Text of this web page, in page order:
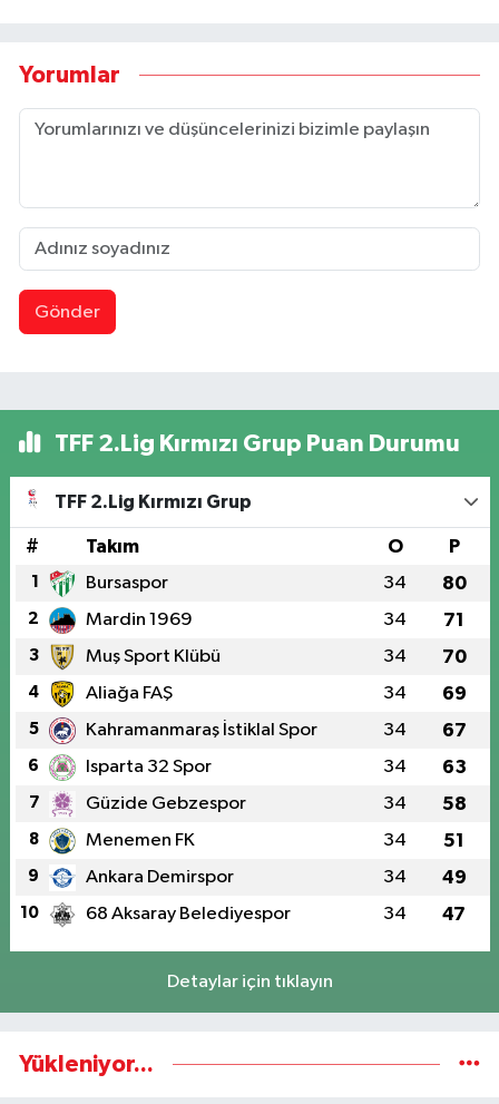
Yorumlar
Gönder
TFF 2.Lig Kırmızı Grup Puan Durumu
TFF 2.Lig Kırmızı Grup
# Takım O P
1 Bursaspor 34 80
2 Mardin 1969 34 71
3 Muş Sport Klübü 34 70
4 Aliağa FAŞ 34 69
5 Kahramanmaraş İstiklal Spor 34 67
6 Isparta 32 Spor 34 63
7 Güzide Gebzespor 34 58
8 Menemen FK 34 51
9 Ankara Demirspor 34 49
10 68 Aksaray Belediyespor 34 47
Detaylar için tıklayın
Yükleniyor...